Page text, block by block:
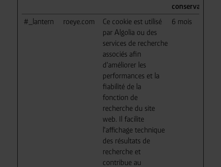
conservation
#_lantern
roeye.com
Ce cookie est utilisé
par Algolia ou des
services de recherche
associés afin
d'améliorer les
performances et la
fiabilité de la
fonction de
recherche du site
web. Il facilite
l'affichage technique
des résultats de
recherche et
contribue au
6 mois